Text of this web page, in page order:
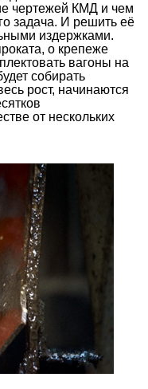
чертежей КМД и чем
задача. И решить её
издержками.
о крепеже
вагоны на
собирать
рост, начинаются
от нескольких